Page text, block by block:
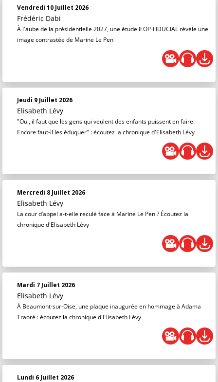
Vendredi 10 Juillet 2026
Frédéric Dabi
À l'aube de la présidentielle 2027, une étude IFOP‑FIDUCIAL révèle une
image contrastée de Marine Le Pen
Jeudi 9 Juillet 2026
Elisabeth Lévy
"Oui, il faut que les gens qui veulent des enfants puissent en faire.
Encore faut-il les éduquer" : écoutez la chronique d'Elisabeth Lévy
Mercredi 8 Juillet 2026
Elisabeth Lévy
La cour d’appel a-t-elle reculé face à Marine Le Pen ? Écoutez la
chronique d'Elisabeth Lévy
Mardi 7 Juillet 2026
Elisabeth Lévy
À Beaumont-sur-Oise, une plaque inaugurée en hommage à Adama
Traoré : écoutez la chronique d'Elisabeth Lévy
Lundi 6 Juillet 2026